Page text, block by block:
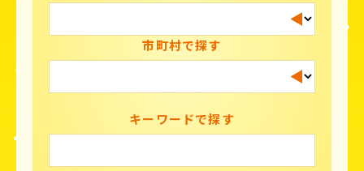
市町村で探す
キーワードで探す